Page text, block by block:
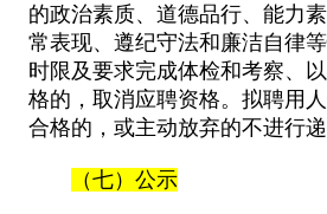
的政治素质、道德品行、能力
常表现、遵纪守法和廉洁自律
时限及要求完成体检和考察、
格的，取消应聘资格。拟聘用
合格的，或主动放弃的不进行递
（七）公示